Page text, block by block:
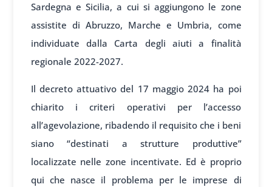
Sardegna e Sicilia, a cui si aggiungono le zone
assistite di Abruzzo, Marche e Umbria, come
individuate dalla Carta degli aiuti a finalità
regionale 2022-2027.
Il decreto attuativo del 17 maggio 2024 ha poi
chiarito i criteri operativi per l’accesso
all’agevolazione, ribadendo il requisito che i beni
siano “destinati a strutture produttive”
localizzate nelle zone incentivate. Ed è proprio
qui che nasce il problema per le imprese di